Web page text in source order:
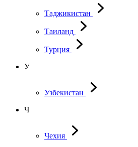
Таджикистан
Таиланд
Турция
У
Узбекистан
Ч
Чехия